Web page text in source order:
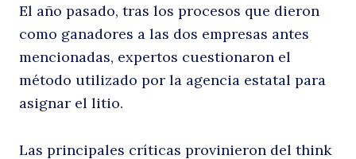
El año pasado, tras los procesos que dieron
como ganadores a las dos empresas antes
mencionadas, expertos cuestionaron el
método utilizado por la agencia estatal para
asignar el litio.
Las principales críticas provinieron del think